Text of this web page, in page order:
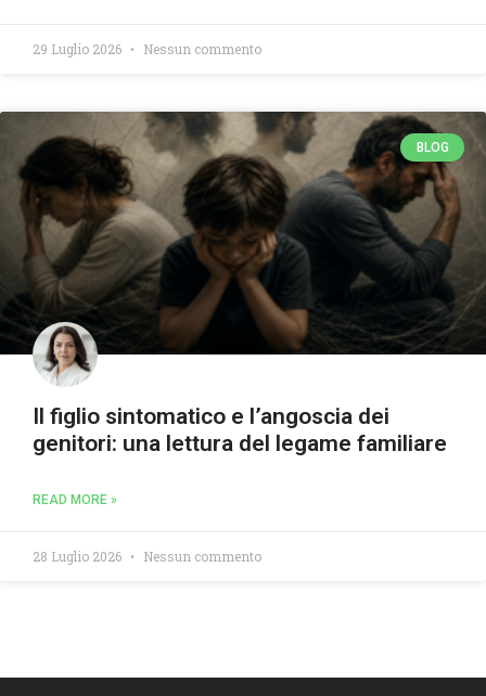
29 Luglio 2026 Nessun commento
BLOG
Il figlio sintomatico e l’angoscia dei
genitori: una lettura del legame familiare
READ MORE »
28 Luglio 2026 Nessun commento